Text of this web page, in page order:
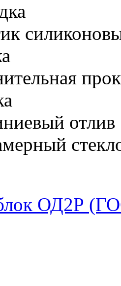
отлив
ОД2Р